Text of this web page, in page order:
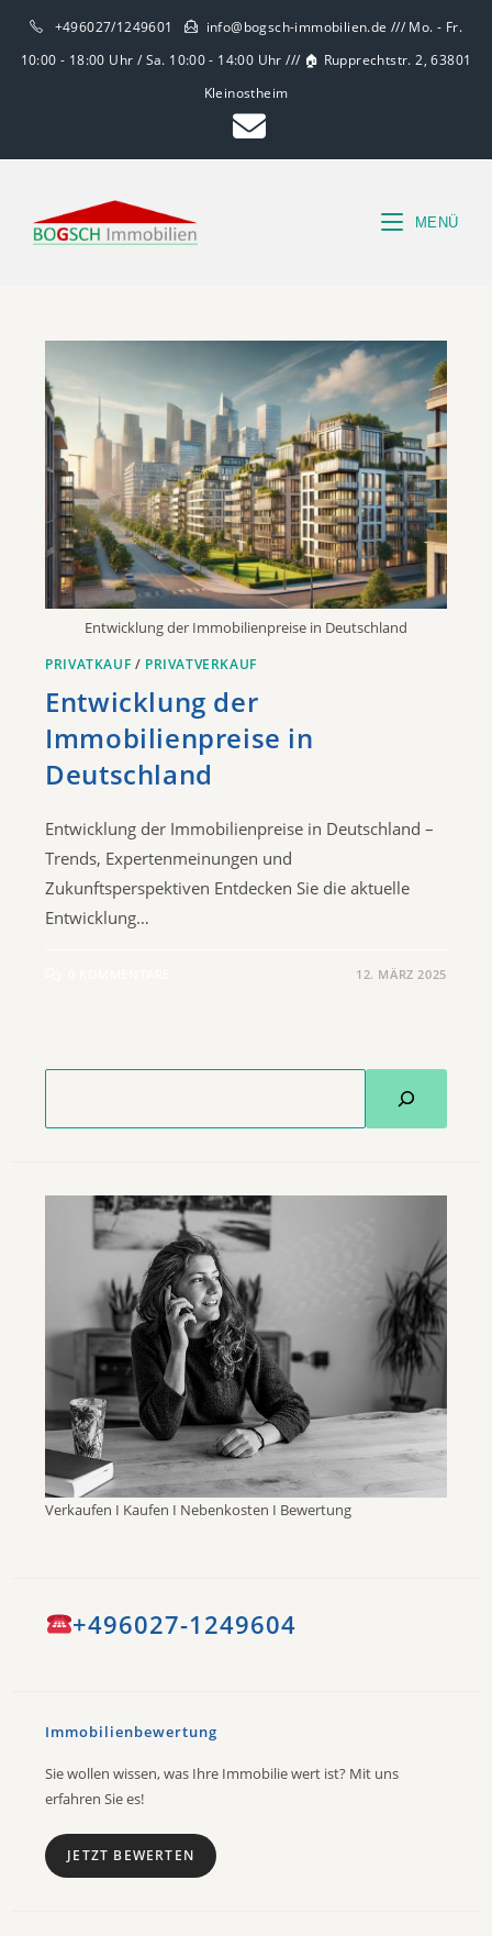
+496027/1249601
info@bogsch-immobilien.de /// Mo. - Fr.
10:00 - 18:00 Uhr / Sa. 10:00 - 14:00 Uhr /// 🏠 Rupprechtstr. 2, 63801
Kleinostheim
MENÜ
Entwicklung der Immobilienpreise in Deutschland
PRIVATKAUF / PRIVATVERKAUF
Entwicklung der
Immobilienpreise in
Deutschland
Entwicklung der Immobilienpreise in Deutschland –
Trends, Expertenmeinungen und
Zukunftsperspektiven Entdecken Sie die aktuelle
Entwicklung…
12. MÄRZ 2025
Verkaufen I Kaufen I Nebenkosten I Bewertung
+496027-1249604
Immobilienbewertung
Sie wollen wissen, was Ihre Immobilie wert ist? Mit uns
erfahren Sie es!
JETZT BEWERTEN